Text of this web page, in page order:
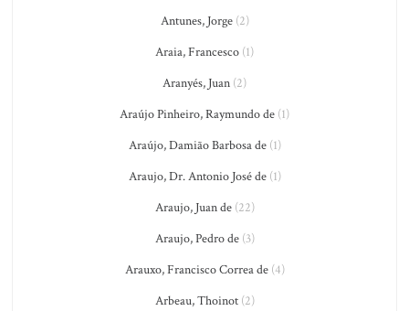
Antunes, Jorge(2)
Araia, Francesco (1)
Aranyés, Juan (2)
Araújo Pinheiro, Raymundo de (1)
Araújo, Damião Barbosa de(1)
Araujo, Dr. Antonio José de(1)
Araujo, Juan de(22)
Araujo, Pedro de(3)
Arauxo, Francisco Correa de(4)
Arbeau, Thoinot(2)